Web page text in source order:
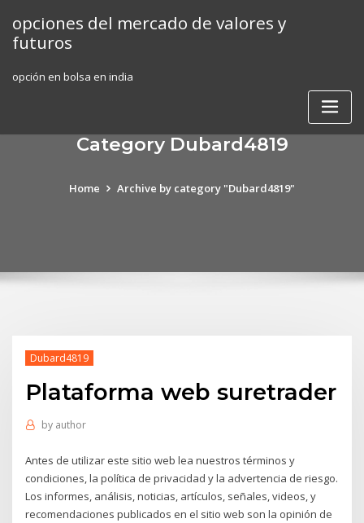
content
opciones del mercado de valores y
futuros
opción en bolsa en india
Category Dubard4819
Home Archive by category "Dubard4819"
Dubard4819
Plataforma web suretrader
by author
Antes de utilizar este sitio web lea nuestros términos y
condiciones, la política de privacidad y la advertencia de riesgo.
Los informes, análisis, noticias, artículos, señales, videos, y
recomendaciones publicados en el sitio web son la opinión de